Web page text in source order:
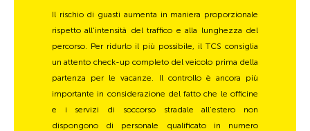
Il rischio di guasti aumenta in maniera proporzionale
rispetto all'intensità del traffico e alla lunghezza del
percorso. Per ridurlo il più possibile, il TCS consiglia
un attento check-up completo del veicolo prima della
partenza per le vacanze. Il controllo è ancora più
importante in considerazione del fatto che le officine
e i servizi di soccorso stradale all’estero non
dispongono di personale qualificato in numero